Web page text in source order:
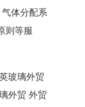
体分配系
则等服
玻璃外贸
外贸 外贸